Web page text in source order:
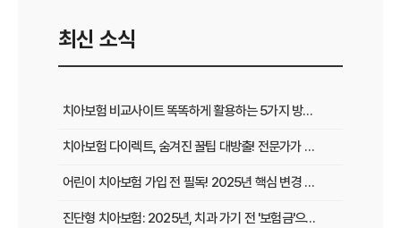
최신 소식
치아보험 비교사이트 똑똑하게 활용하는 5가지 방법: 숨겨진 보험금 찾는 꿀팁
치아보험 다이렉트, 숨겨진 꿀팁 대방출! 전문가가 알려주는 2025년 가입 전략
어린이 치아보험 가입 전 필독! 2025년 핵심 변경 사항 & 현명한 선택 가이드
진단형 치아보험: 2025년, 치과 가기 전 '보험금'으로 든든하게!